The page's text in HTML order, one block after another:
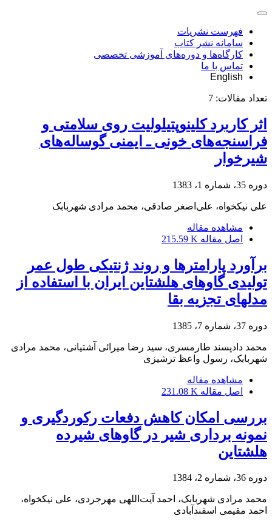
فهرست نشریات
سامانه نشر کتاب
کارگاه‌ها و دوره‌های آموزشی تخصصی
تماس با ما
English
تعداد مقالات: 7
اثر کاربرد کلینوپتیلولیت روی سلامتی و
فراسنجه‌های خونی ـ ایمنی گوساله‌های
شیرخوار
دوره 35، شماره 1، 1383
علی نیکخواه، علی‌اصغر صادقی، محمد مرادی شهربابک
مشاهده مقاله
اصل مقاله 215.59 K
برآورد پارامترها و روند ژنتیکی طول عمر
تولیدی گاوهای هلشتاین ایران با استفاده از
مدلهای تجزیه بقا
دوره 37، شماره 7، 1385
محمد دادپسند طارمسری، سید رضا میرائی آشتیانی، محمد مرادی
شهربابک، رسول واعظ ترشیزی
مشاهده مقاله
اصل مقاله 231.08 K
بررسی امکان کاهش دفعات رکوردگیری و
نمونه برداری شیر در گاوهای شیرده
هلشتاین
دوره 36، شماره 2، 1384
محمد مرادی شهربابک، احمد آیت‌اللهی مهرجردی، علی نیکخواه،
احمد مقیمی اسفندآبادی